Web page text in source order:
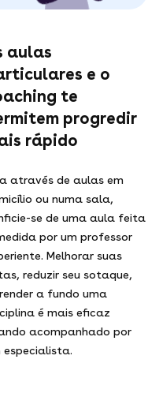
aulas
e o
te
progredir
rápido
através de aulas em
ou numa sala,
se de uma aula feita
por um professor
Melhorar suas
reduzir seu sotaque,
a fundo uma
é mais eficaz
acompanhado por
especialista.